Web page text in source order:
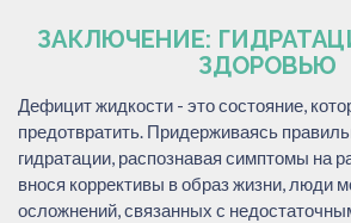
ЗАКЛЮЧЕНИЕ:
ЗДОРОВЬЮ
Дефицит жидкости - это состояние,
предотвратить. Придерживаясь
гидратации, распознавая симптомы на
внося коррективы в образ жизни, люди
осложнений, связанных с